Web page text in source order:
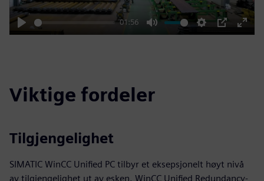
Play
01:56
Mute Settings
PIP
Enter
Viktige fordeler
Tilgjengelighet
SIMATIC WinCC Unified PC tilbyr et eksepsjonelt høyt nivå
av tilgjengelighet ut av esken. WinCC Unified Redundancy-